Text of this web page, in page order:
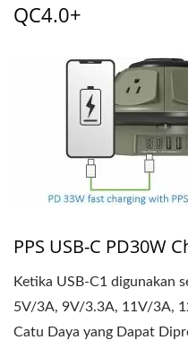
QC4.0+
PPS USB-C PD30W
Ketika USB-C1 digunakan
5V/3A, 9V/3.3A, 11V/3A,
Catu Daya yang Dapat